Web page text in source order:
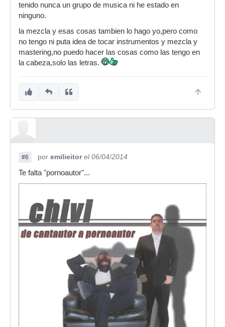
tenido nunca un grupo de musica ni he estado en
ninguno.
la mezcla y esas cosas tambien lo hago yo,pero como
no tengo ni puta idea de tocar instrumentos y mezcla y
mastering,no puedo hacer las cosas como las tengo en
la cabeza,solo las letras.
#6 por emilieitor el 06/04/2014
Te falta "pornoautor"...